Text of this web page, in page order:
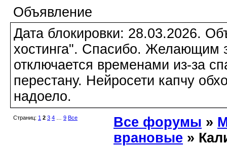
Объявление
Дата блокировки: 28.03.2026.
хостинга". Спасибо. Желающим
отключается временами из-за
перестану. Нейросети капчу
надоело.
Страниц: 1 2 3 4 9 Все Все форумы »
врановые »